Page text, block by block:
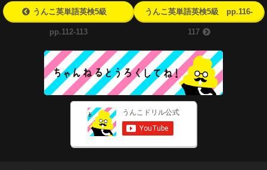
うんこ英単語英検5級
pp.112-113
うんこ英単語英検5級 pp.116-
117